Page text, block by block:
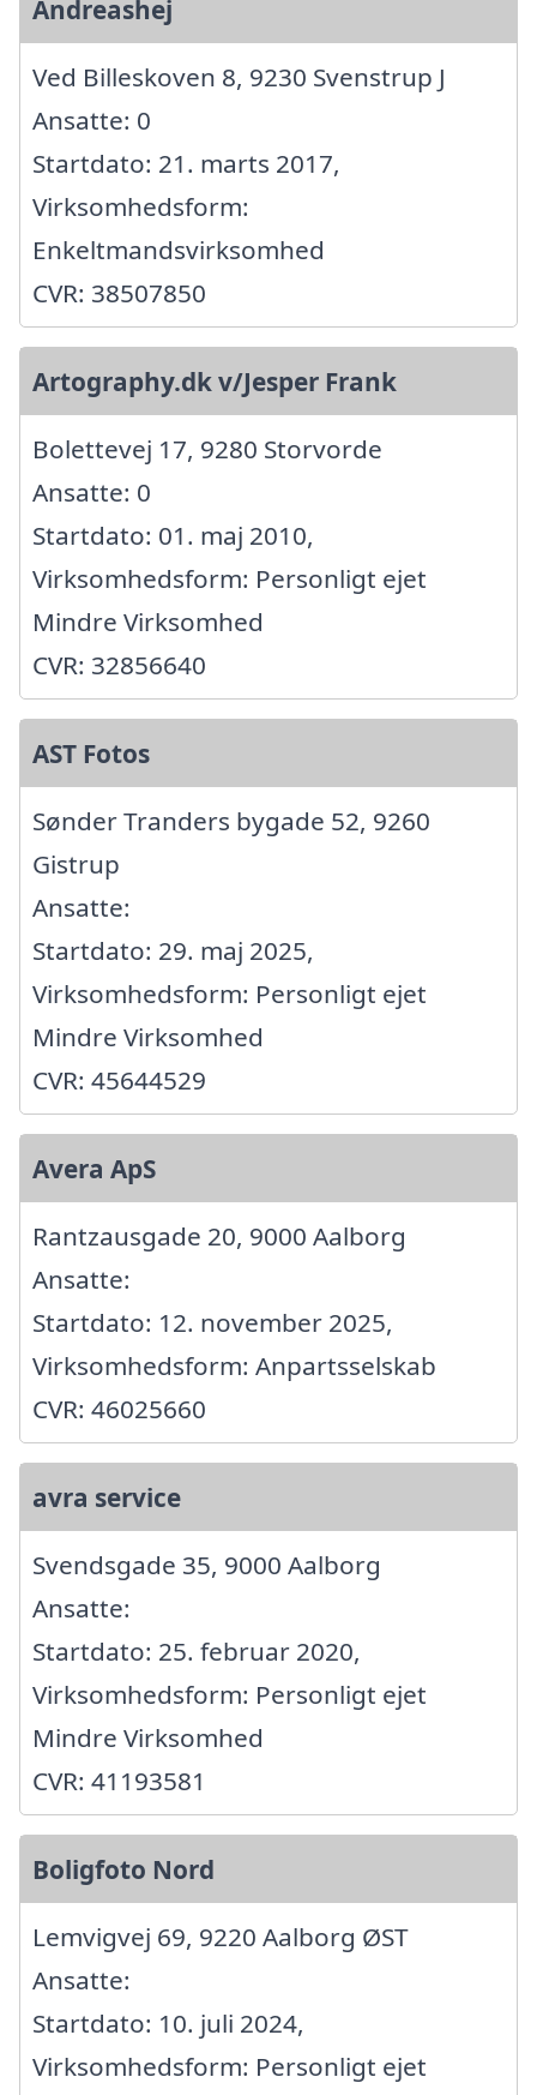
Andreashej
Ved Billeskoven 8, 9230 Svenstrup J
Ansatte: 0
Startdato: 21. marts 2017,
Virksomhedsform:
Enkeltmandsvirksomhed
CVR: 38507850
Artography.dk v/Jesper Frank
Bolettevej 17, 9280 Storvorde
Ansatte: 0
Startdato: 01. maj 2010,
Virksomhedsform: Personligt ejet
Mindre Virksomhed
CVR: 32856640
AST Fotos
Sønder Tranders bygade 52, 9260
Gistrup
Ansatte:
Startdato: 29. maj 2025,
Virksomhedsform: Personligt ejet
Mindre Virksomhed
CVR: 45644529
Avera ApS
Rantzausgade 20, 9000 Aalborg
Ansatte:
Startdato: 12. november 2025,
Virksomhedsform: Anpartsselskab
CVR: 46025660
avra service
Svendsgade 35, 9000 Aalborg
Ansatte:
Startdato: 25. februar 2020,
Virksomhedsform: Personligt ejet
Mindre Virksomhed
CVR: 41193581
Boligfoto Nord
Lemvigvej 69, 9220 Aalborg ØST
Ansatte:
Startdato: 10. juli 2024,
Virksomhedsform: Personligt ejet